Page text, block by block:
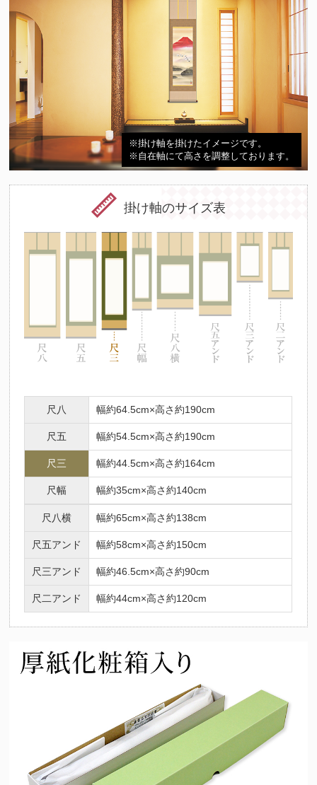
※掛け軸を掛けたイメージです。
※自在軸にて高さを調整しております。
掛け軸のサイズ表
尺八 幅約64.5cm×高さ約190cm
尺五 幅約54.5cm×高さ約190cm
尺三 幅約44.5cm×高さ約164cm
尺幅 幅約35cm×高さ約140cm
尺八横 幅約65cm×高さ約138cm
尺五アンド 幅約58cm×高さ約150cm
尺三アンド 幅約46.5cm×高さ約90cm
尺二アンド 幅約44cm×高さ約120cm